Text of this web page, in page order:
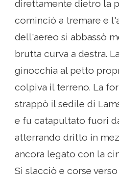
direttamente dietro la
cominciò a tremare e
dell'aereo si abbassò
brutta curva a destra.
ginocchia al petto
colpiva il terreno. La
strappò il sedile di
e fu catapultato fuori
atterrando dritto in
ancora legato con la
Si slacciò e corse